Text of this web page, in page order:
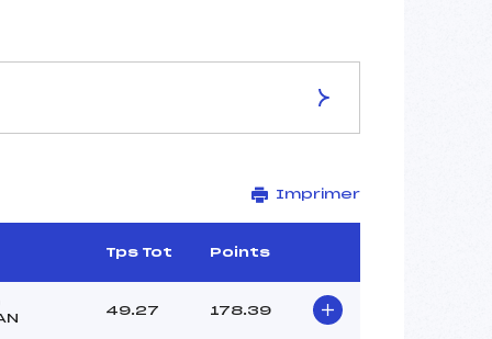
O.K.
2640
1656/12/00
Imprimer
Tps Tot Points
49.27 178.39